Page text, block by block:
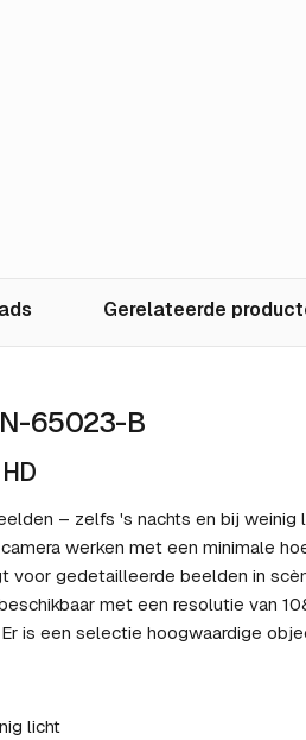
Gerelateerde
65023-B
– zelfs 's nachts en bij weinig
werken met een minimale
voor gedetailleerde beelden in
met een resolutie van
is een selectie hoogwaardige
licht